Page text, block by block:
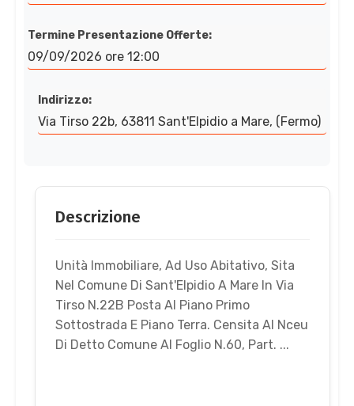
Termine Presentazione Offerte:
09/09/2026 ore 12:00
Indirizzo:
Via Tirso 22b, 63811 Sant'Elpidio a Mare, (Fermo)
Descrizione
Unità Immobiliare, Ad Uso Abitativo, Sita
Nel Comune Di Sant'Elpidio A Mare In Via
Tirso N.22B Posta Al Piano Primo
Sottostrada E Piano Terra. Censita Al Nceu
Di Detto Comune Al Foglio N.60, Part. ...